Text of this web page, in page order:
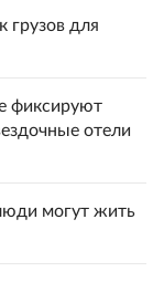
грузов для
фиксируют
отели
могут жить